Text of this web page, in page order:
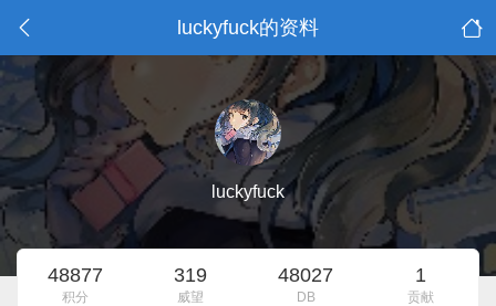
luckyfuck的资料
luckyfuck
48877
积分
319
威望
48027
DB
1
贡献